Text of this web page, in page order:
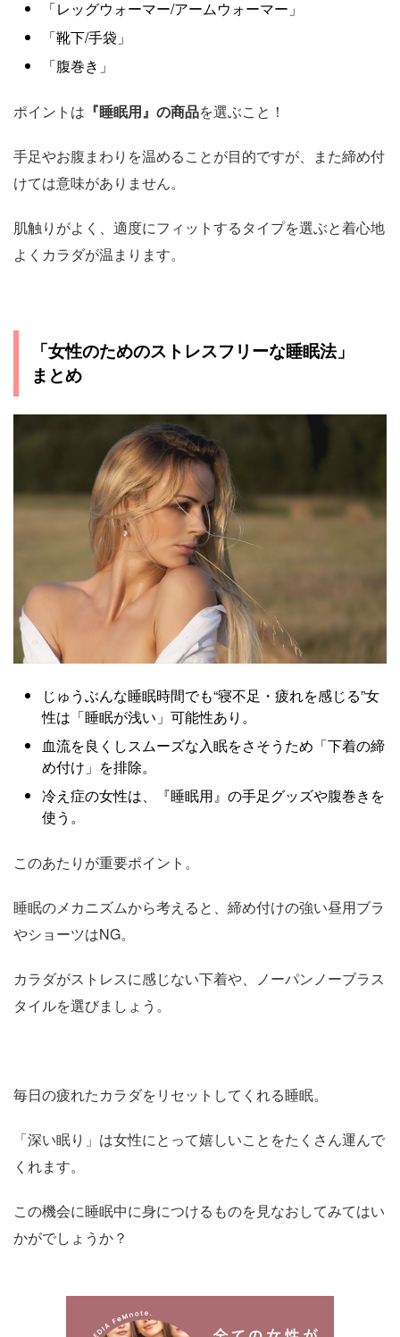
「レッグウォーマー/アームウォーマー」
「靴下/手袋」
「腹巻き」
ポイントは 『睡眠用』の商品を選ぶこと！
手足やお腹まわりを温めることが目的ですが、また締め付
けては意味がありません。
肌触りがよく、適度にフィットするタイプを選ぶと着心地
よくカラダが温まります。
「女性のためのストレスフリーな睡眠法」
まとめ
じゅうぶんな睡眠時間でも“寝不足・疲れを感じる”女
性は「睡眠が浅い」可能性あり。
血流を良くしスムーズな入眠をさそうため「下着の締
め付け」を排除。
冷え症の女性は、『睡眠用』の手足グッズや腹巻きを
使う。
このあたりが重要ポイント。
睡眠のメカニズムから考えると、締め付けの強い昼用ブラ
やショーツはNG。
カラダがストレスに感じない下着や、ノーパンノーブラス
タイルを選びましょう。
毎日の疲れたカラダをリセットしてくれる睡眠。
「深い眠り」は女性にとって嬉しいことをたくさん運んで
くれます。
この機会に睡眠中に身につけるものを見なおしてみてはい
かがでしょうか？